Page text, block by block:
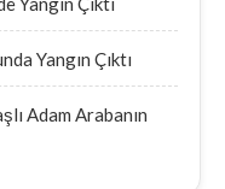
Yangın Çıktı
Adam Arabanın